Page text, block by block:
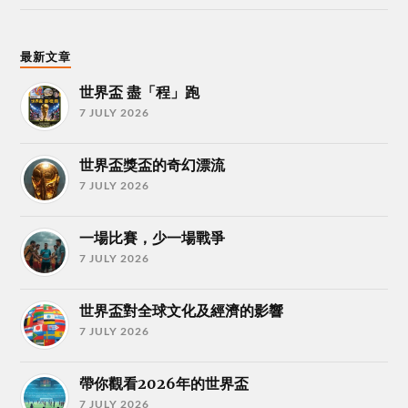
最新文章
世界盃 盡「程」跑
7 JULY 2026
世界盃獎盃的奇幻漂流
7 JULY 2026
一場比賽，少一場戰爭
7 JULY 2026
世界盃對全球文化及經濟的影響
7 JULY 2026
帶你觀看2026年的世界盃
7 JULY 2026